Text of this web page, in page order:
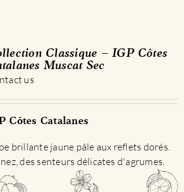
Classique – IGP Côtes
Muscat Sec
us
Côtes Catalanes
brillante jaune pâle aux reflets dorés.
des senteurs délicates d'agrumes.